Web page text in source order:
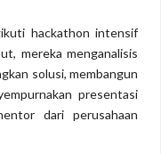
hackathon intensif
mereka menganalisis
solusi, membangun
presentasi
dari perusahaan